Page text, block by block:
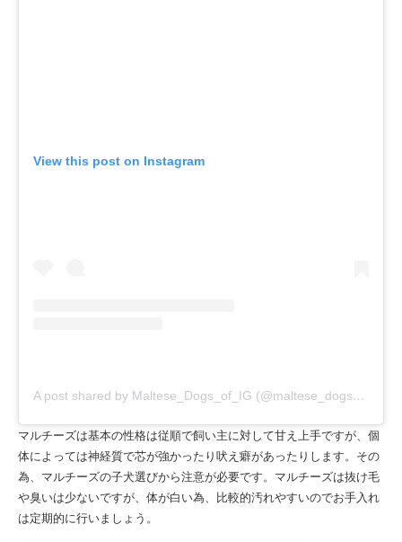
View this post on Instagram
A post shared by Maltese_Dogs_of_IG (@maltese_dogs_of_ig)
マルチーズは基本の性格は従順で飼い主に対して甘え上手ですが、個
体によっては神経質で芯が強かったり吠え癖があったりします。その
為、マルチーズの子犬選びから注意が必要です。マルチーズは抜け毛
や臭いは少ないですが、体が白い為、比較的汚れやすいのでお手入れ
は定期的に行いましょう。